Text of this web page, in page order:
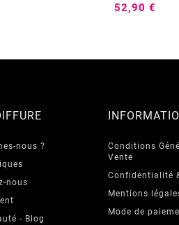
52,90 €
nous ?
nous
- Blog
Conditions
Vente
Confidentialité
Mentions
Mode de